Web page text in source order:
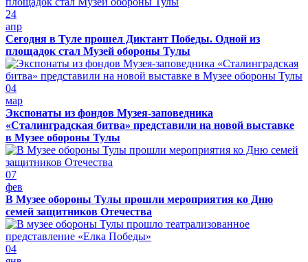
24
апр
Сегодня в Туле прошел Диктант Победы. Одной из
площадок стал Музей обороны Тулы
04
мар
Экспонаты из фондов Музея-заповедника
«Сталинградская битва» представили на новой выставке
в Музее обороны Тулы
07
фев
В Музее обороны Тулы прошли мероприятия ко Дню
семей защитников Отечества
04